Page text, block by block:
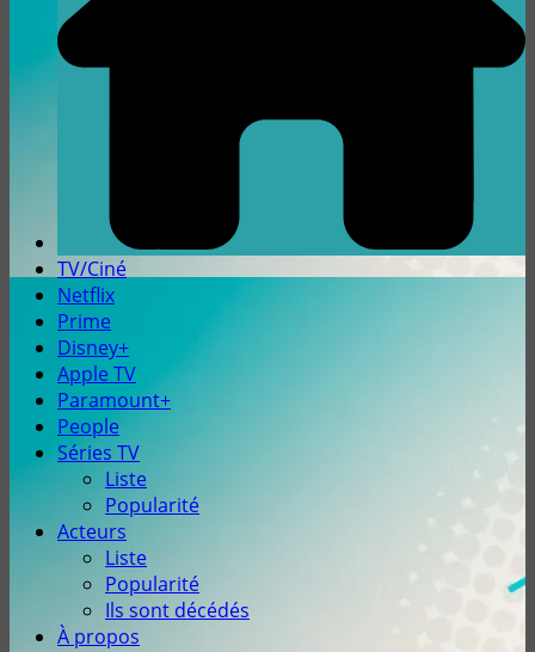
TV/Ciné
Netflix
Prime
Disney+
Apple TV
Paramount+
People
Séries TV
Liste
Popularité
Acteurs
Liste
Popularité
Ils sont décédés
À propos